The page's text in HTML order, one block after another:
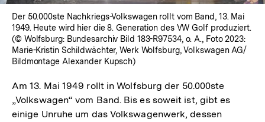
Der 50.000ste Nachkriegs-Volkswagen rollt vom Band, 13. Mai
1949. Heute wird hier die 8. Generation des VW Golf produziert.
(© Wolfsburg: Bundesarchiv Bild 183-R97534, o. A., Foto 2023:
Marie-Kristin Schildwächter, Werk Wolfsburg, Volkswagen AG/
Bildmontage Alexander Kupsch)
Am 13. Mai 1949 rollt in Wolfsburg der 50.000ste
„Volkswagen“ vom Band. Bis es soweit ist, gibt es
einige Unruhe um das Volkswagenwerk, dessen